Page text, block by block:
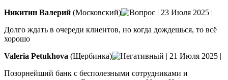
Никитин Валерий (Московский) | 23 Июля 2025 |
Долго ждать в очереди клиентов, но когда дождешься, то всё
хорошо
Valeria Petukhova (Щербинка) | 21 Июля 2025 |
Позорнейший банк с бесполезными сотрудниками и